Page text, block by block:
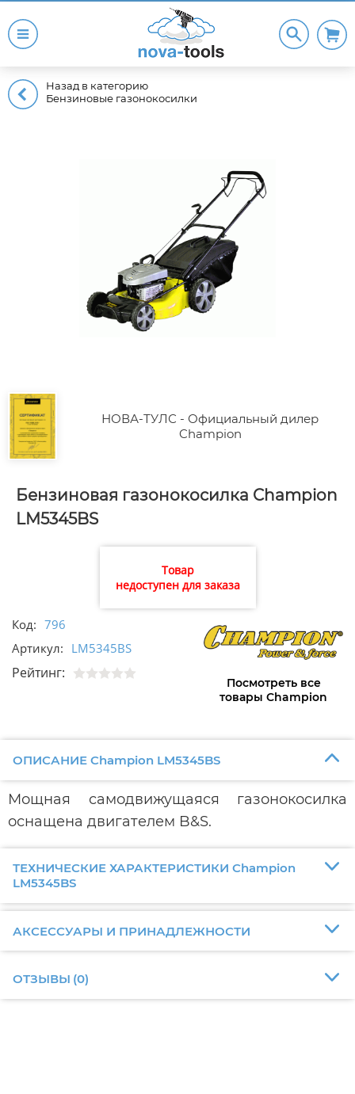
Назад в категорию
Бензиновые газонокосилки
НОВА-ТУЛС - Официальный дилер
Champion
Бензиновая газонокосилка Champion
LM5345BS
Товар
недоступен для заказа
Код: 796
Артикул: LM5345BS
Рейтинг:
Посмотреть все
товары Champion
ОПИСАНИЕ Champion LM5345BS
Мощная самодвижущаяся газонокосилка
оснащена двигателем B&S.
ТЕХНИЧЕСКИЕ ХАРАКТЕРИСТИКИ Champion
LM5345BS
АКСЕССУАРЫ И ПРИНАДЛЕЖНОСТИ
ОТЗЫВЫ (0)